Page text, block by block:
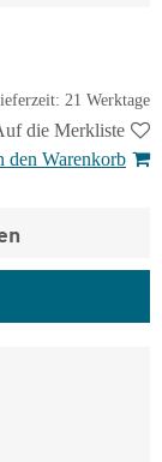
21 Werktage
die Merkliste
den Warenkorb